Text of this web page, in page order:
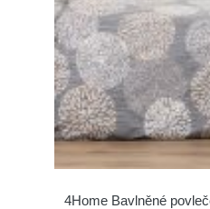
4Home Bavlněné